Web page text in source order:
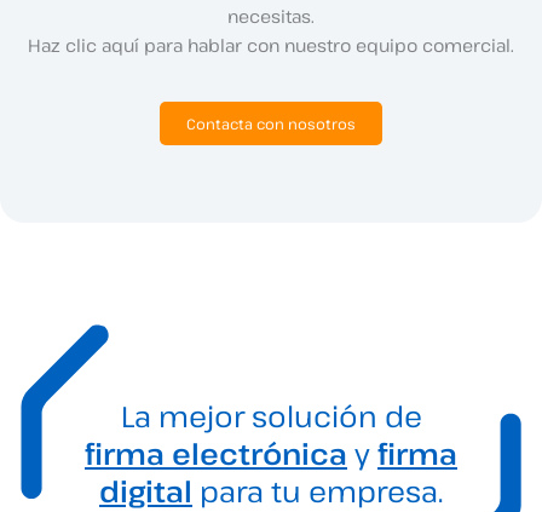
necesitas.
Haz clic aquí para hablar con nuestro equipo comercial.
Contacta con nosotros
La mejor solución de
firma electrónica yfirma
digital para tu empresa.